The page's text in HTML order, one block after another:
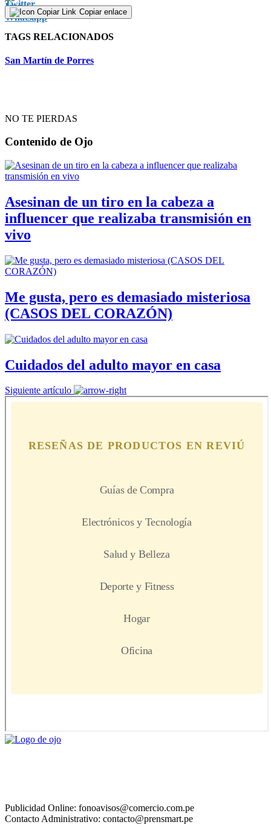
Copiar enlace
TAGS RELACIONADOS
San Martín de Porres
NO TE PIERDAS
Contenido de Ojo
Asesinan de un tiro en la cabeza a
influencer que realizaba transmisión en
vivo
Me gusta, pero es demasiado misteriosa
(CASOS DEL CORAZÓN)
Cuidados del adulto mayor en casa
Siguiente artículo
Publicidad Online: fonoavisos@comercio.com.pe
Contacto Administrativo: contacto@prensmart.pe